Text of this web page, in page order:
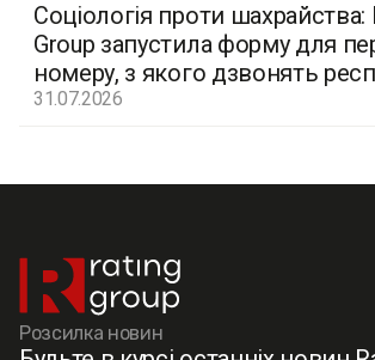
Соціологія проти шахрайства:
Group запустила форму для
номеру, з якого дзвонять
31.07.2026
Розсилка новин